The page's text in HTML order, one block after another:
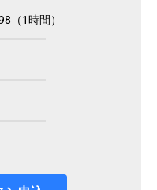
（1時間）